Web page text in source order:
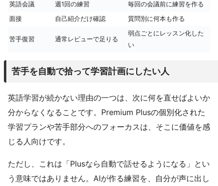
英語会議 週1回の練習
毎回の会議前に練習を作る
面接
自己紹介だけ確認 質問別に何本も作る
苦手復習 通常レビューで足りる
弱点ごとにレッスン化した
い
苦手を自動で拾って学習計画にしたい人
英語学習が続かない理由の一つは、次に何を直せばよいか
分からなくなることです。Premium Plusの個別化された
学習プランや苦手部分へのフォーカスは、そこに価値を感
じる人向けです。
ただし、これは「Plusなら自動で話せるようになる」とい
う意味ではありません。AIが作る練習を、自分が声に出し